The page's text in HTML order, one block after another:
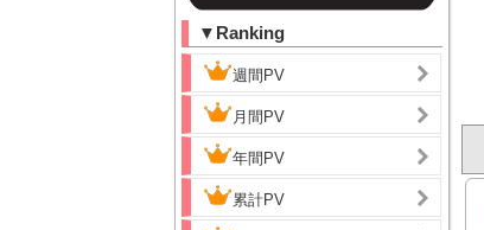
▼Ranking
週間PV
月間PV
年間PV
累計PV